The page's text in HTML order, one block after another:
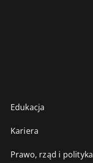
Edukacja
Kariera
Prawo, rząd i polityka